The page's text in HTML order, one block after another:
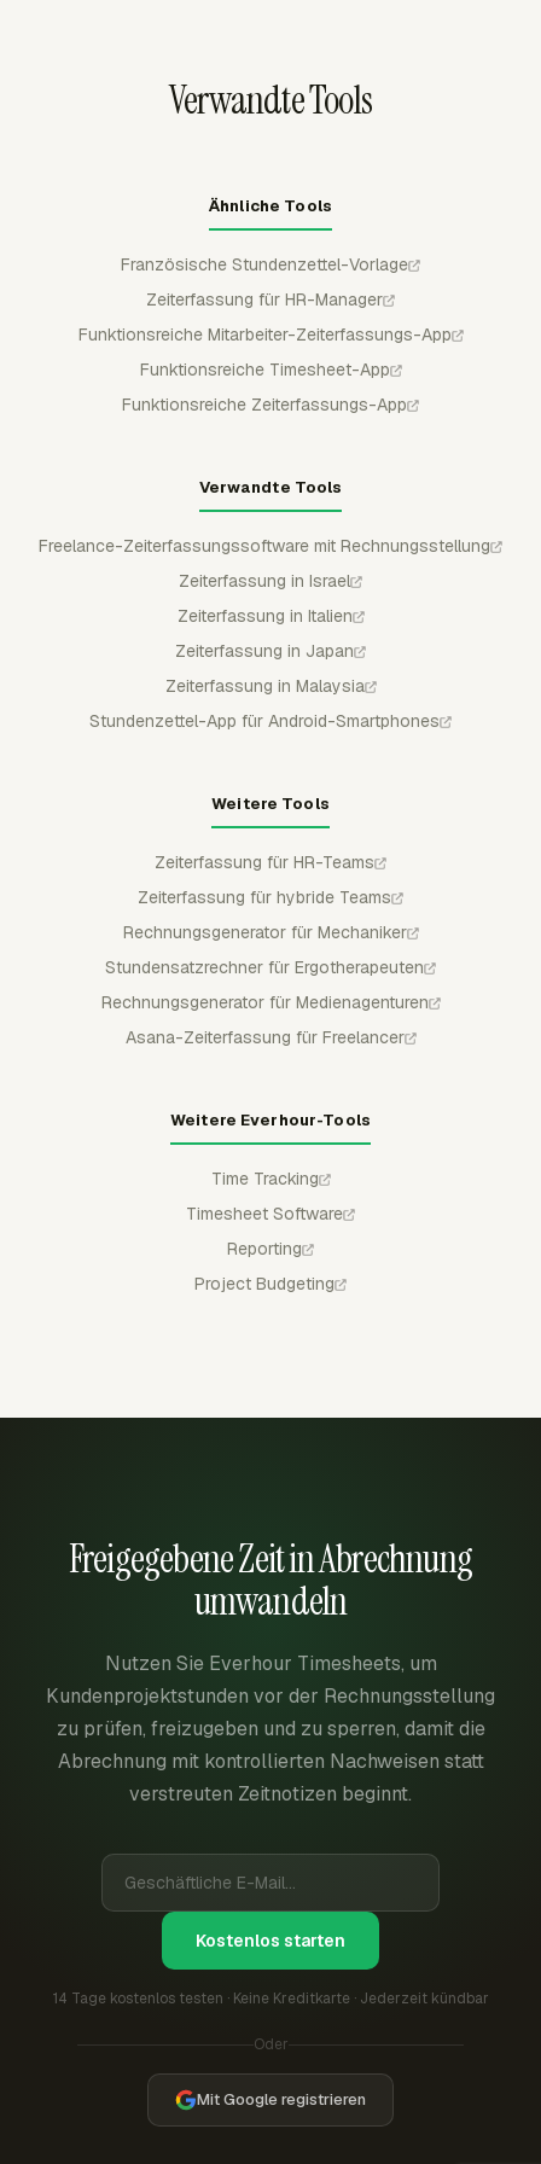
Verwandte Tools
Ähnliche Tools
Französische Stundenzettel-Vorlage
Zeiterfassung für HR-Manager
Funktionsreiche Mitarbeiter-Zeiterfassungs-App
Funktionsreiche Timesheet-App
Funktionsreiche Zeiterfassungs-App
Verwandte Tools
Freelance-Zeiterfassungssoftware mit Rechnungsstellung
Zeiterfassung in Israel
Zeiterfassung in Italien
Zeiterfassung in Japan
Zeiterfassung in Malaysia
Stundenzettel-App für Android-Smartphones
Weitere Tools
Zeiterfassung für HR-Teams
Zeiterfassung für hybride Teams
Rechnungsgenerator für Mechaniker
Stundensatzrechner für Ergotherapeuten
Rechnungsgenerator für Medienagenturen
Asana-Zeiterfassung für Freelancer
Weitere Everhour-Tools
Time Tracking
Timesheet Software
Reporting
Project Budgeting
Freigegebene Zeit in Abrechnung
umwandeln
Nutzen Sie Everhour Timesheets, um
Kundenprojektstunden vor der Rechnungsstellung
zu prüfen, freizugeben und zu sperren, damit die
Abrechnung mit kontrollierten Nachweisen statt
verstreuten Zeitnotizen beginnt.
Kostenlos starten
14 Tage kostenlos testen · Keine Kreditkarte · Jederzeit kündbar
Oder
Mit Google registrieren